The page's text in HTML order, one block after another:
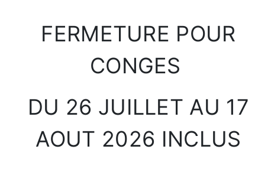
FERMETURE POUR
CONGES
DU 26 JUILLET AU 17
AOUT 2026 INCLUS
Contactez nous